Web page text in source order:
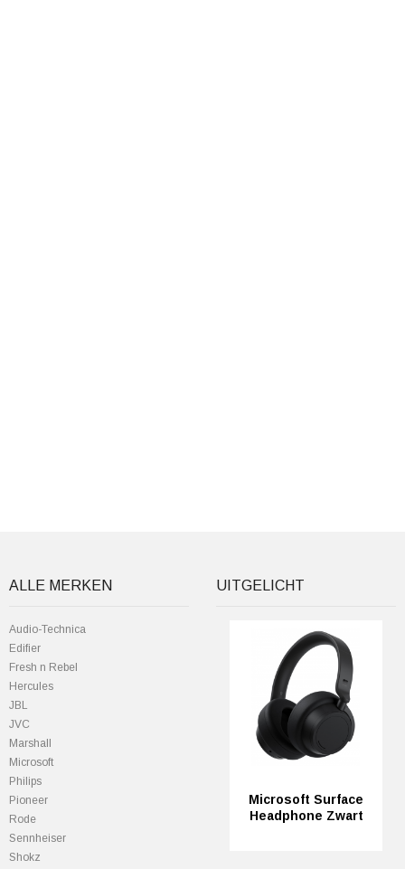
ALLE MERKEN
Audio-Technica
Edifier
Fresh n Rebel
Hercules
JBL
JVC
Marshall
Microsoft
Philips
Pioneer
Rode
Sennheiser
Shokz
UITGELICHT
Microsoft Surface
Headphone Zwart